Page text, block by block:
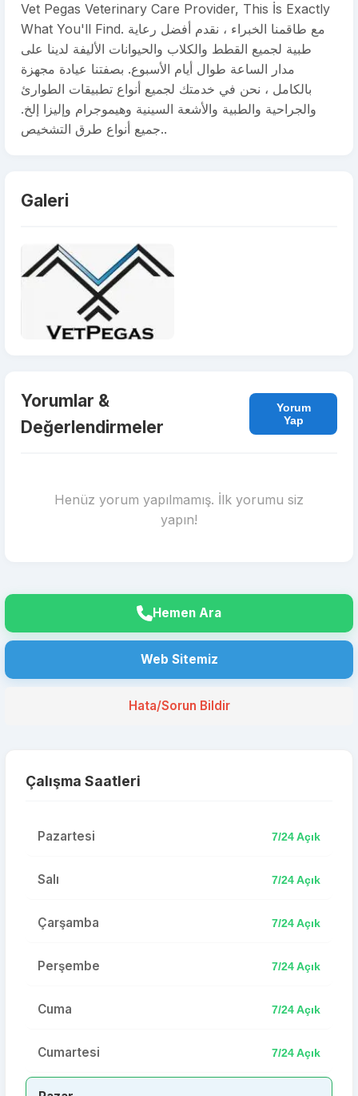
Vet Pegas Veterinary Care Provider, This İs Exactly
What You'll Find. مع طاقمنا الخبراء ، نقدم أفضل رعاية
طبية لجميع القطط والكلاب والحيوانات الأليفة لدينا على
مدار الساعة طوال أيام الأسبوع. بصفتنا عيادة مجهزة
بالكامل ، نحن في خدمتك لجميع أنواع تطبيقات الطوارئ
والجراحية والطبية والأشعة السينية وهيموجرام وإليزا إلخ.
جميع أنواع طرق التشخيص..
Galeri
Yorumlar &
Değerlendirmeler
Yorum
Yap
Henüz yorum yapılmamış. İlk yorumu siz
yapın!
Hemen Ara
Web Sitemiz
Hata/Sorun Bildir
Çalışma Saatleri
Pazartesi 7/24 Açık
Salı 7/24 Açık
Çarşamba 7/24 Açık
Perşembe 7/24 Açık
Cuma 7/24 Açık
Cumartesi 7/24 Açık